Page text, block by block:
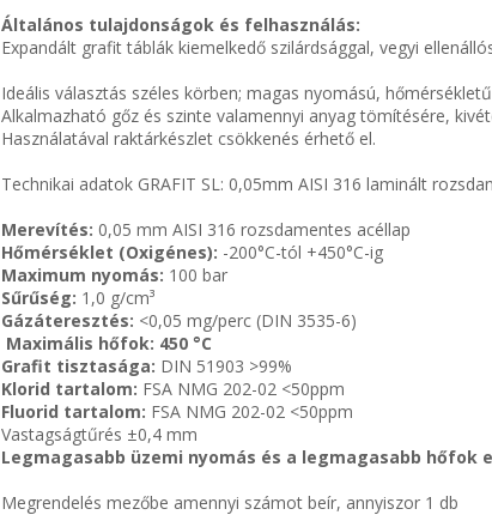
Általános tulajdonságok és felhasználás:
Expandált grafit táblák kiemelkedő szilárdsággal, vegyi
Ideális választás széles körben; magas nyomású,
Alkalmazható gőz és szinte valamennyi anyag tömítésére,
Használatával raktárkészlet csökkenés érhető el.
Technikai adatok GRAFIT SL: 0,05mm AISI 316 laminált
Merevítés: 0,05 mm AISI 316 rozsdamentes acéllap
Hőmérséklet (Oxigénes): -200°C-tól +450°C-ig
Maximum nyomás: 100 bar
Sűrűség: 1,0 g/cm³
Gázáteresztés: <0,05 mg/perc (DIN 3535-6)
Maximális hőfok: 450 °C
Grafit tisztasága: DIN 51903 >99%
Klorid tartalom: FSA NMG 202-02 <50ppm
Fluorid tartalom: FSA NMG 202-02 <50ppm
Vastagságtűrés ±0,4 mm
Legmagasabb üzemi nyomás és a legmagasabb hőfok
Megrendelés mezőbe amennyi számot beír, annyiszor 1 db